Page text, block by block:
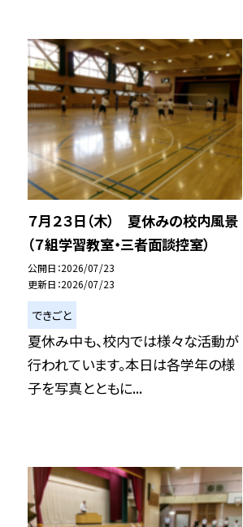
７月２３日（木） 夏休みの校内風景
（７組学習教室・三者面談控室）
公開日 2026/07/23
更新日 2026/07/23
できごと
夏休み中も、校内では様々な活動が
行われています。本日は各学年の様
子を写真とともに...